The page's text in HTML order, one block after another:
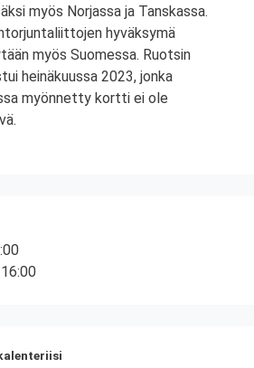
myös Norjassa ja Tanskassa.
hyväksymä
myös Suomessa. Ruotsin
heinäkuussa 2023, jonka
myönnetty kortti ei ole